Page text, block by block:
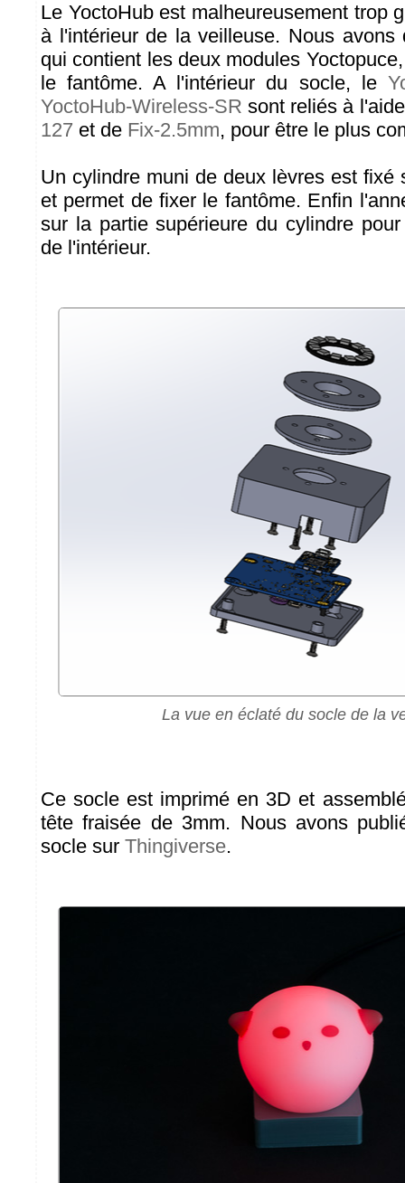
Le YoctoHub est malheureusement trop
à l'intérieur de la veilleuse. Nous avons
qui contient les deux modules
le fantôme. A l'intérieur du socle, le
YoctoHub-Wireless-SR sont reliés à
127 et de Fix-2.5mm, pour être le plus
Un cylindre muni de deux lèvres est fixé
et permet de fixer le fantôme. Enfin
sur la partie supérieure du cylindre
de l'intérieur.
La vue en éclaté du socle de la
Ce socle est imprimé en 3D et
tête fraisée de 3mm. Nous avons
socle sur Thingiverse.